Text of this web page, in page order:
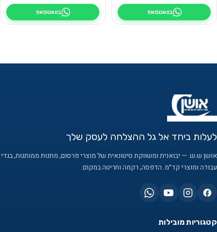
בוואטסאפ בוואטסאפ
לעלות ביחד אל גל ההצלחה לעסק שלך
אושן ש.ש. — יבואנית ומשווקת סיטונאית של מוצרי פרסום, מתנות ממותגות, בגדי
עבודה ומוצרי קד״מ. הדפסה, רקמה וחריטה במקום.
קטגוריות מובילות